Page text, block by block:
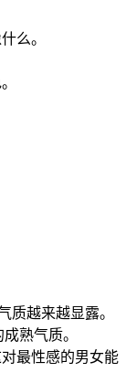
么。
越来越显露。
熟气质。
最性感的男女能